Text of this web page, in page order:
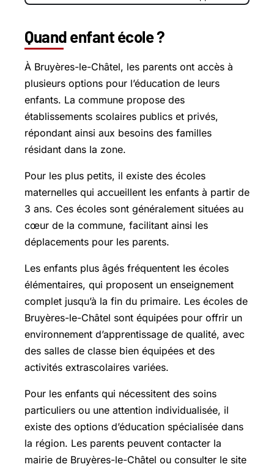
Quand enfant école ?
À Bruyères-le-Châtel, les parents ont accès à
plusieurs options pour l’éducation de leurs
enfants. La commune propose des
établissements scolaires publics et privés,
répondant ainsi aux besoins des familles
résidant dans la zone.
Pour les plus petits, il existe des écoles
maternelles qui accueillent les enfants à partir de
3 ans. Ces écoles sont généralement situées au
cœur de la commune, facilitant ainsi les
déplacements pour les parents.
Les enfants plus âgés fréquentent les écoles
élémentaires, qui proposent un enseignement
complet jusqu’à la fin du primaire. Les écoles de
Bruyères-le-Châtel sont équipées pour offrir un
environnement d’apprentissage de qualité, avec
des salles de classe bien équipées et des
activités extrascolaires variées.
Pour les enfants qui nécessitent des soins
particuliers ou une attention individualisée, il
existe des options d’éducation spécialisée dans
la région. Les parents peuvent contacter la
mairie de Bruyères-le-Châtel ou consulter le site